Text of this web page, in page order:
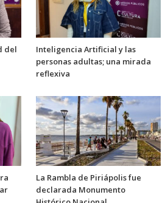
del
Inteligencia Artificial y las
personas adultas; una mirada
reflexiva
La Rambla de Piriápolis fue
declarada Monumento